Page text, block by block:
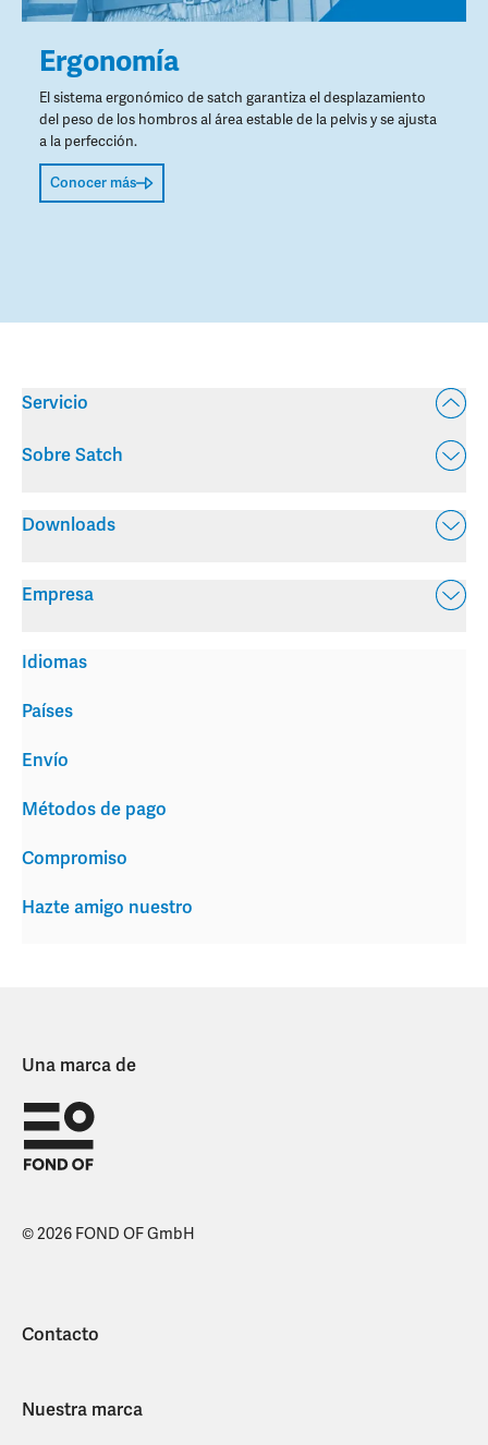
Ergonomía
El sistema ergonómico de satch garantiza el desplazamiento
del peso de los hombros al área estable de la pelvis y se ajusta
a la perfección.
Conocer más
Servicio
Sobre Satch
Downloads
Empresa
Envío
Métodos de pago
Compromiso
Hazte amigo nuestro
Idiomas
Países
Una marca de
© 2026 FOND OF GmbH
Contacto
Nuestra marca